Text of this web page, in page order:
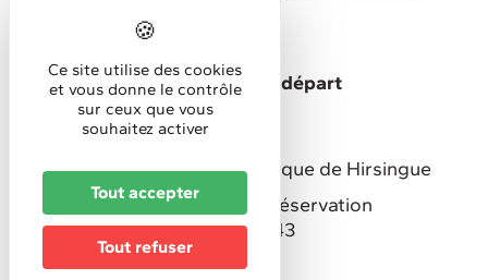
Description
Lieu de la manifestation/de départ
Place de l'église à Hirsingue
Ensemble Musical & Folklorique de Hirsingue
Pour le repas du dimanche réservation
obligatoire au 06 08 04 19 43
Fête de village
Ce site utilise des cookies
et vous donne le contrôle
sur ceux que vous
souhaitez activer
Tout accepter
Tout refuser